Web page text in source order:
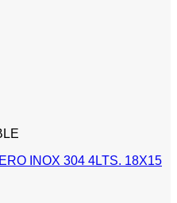
INOX 304 4LTS. 18X15